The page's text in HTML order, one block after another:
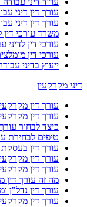
עורך דין דיני
עורך דין דיני
משרד עורכי דין
עורכי דין לדיני
עורכי דין
ייעוץ בדיני
דיני מקרקעין
עורך דין
עורך דין
כיצד לבחור
טיפים לבחירת
עורך דין בעסקת
עורך דין
עורך דין
מה זה עורך דין
עורך דין נדל"ן
עורך דין